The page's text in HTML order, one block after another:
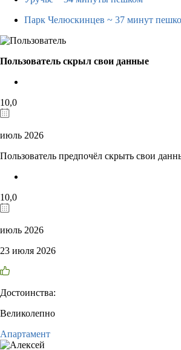
Парк Челюскинцев ~ 37 минут
Пользователь скрыл свои данные
10,0
июль 2026
Пользователь предпочёл скрыть свои
10,0
июль 2026
23 июля 2026
Достоинства:
Великолепно
Апартамент